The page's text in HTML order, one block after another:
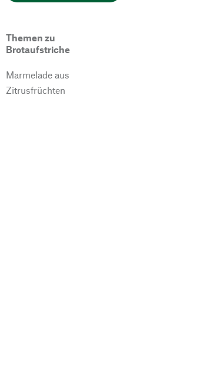
Themen zu
Brotaufstriche
Marmelade aus
Zitrusfrüchten